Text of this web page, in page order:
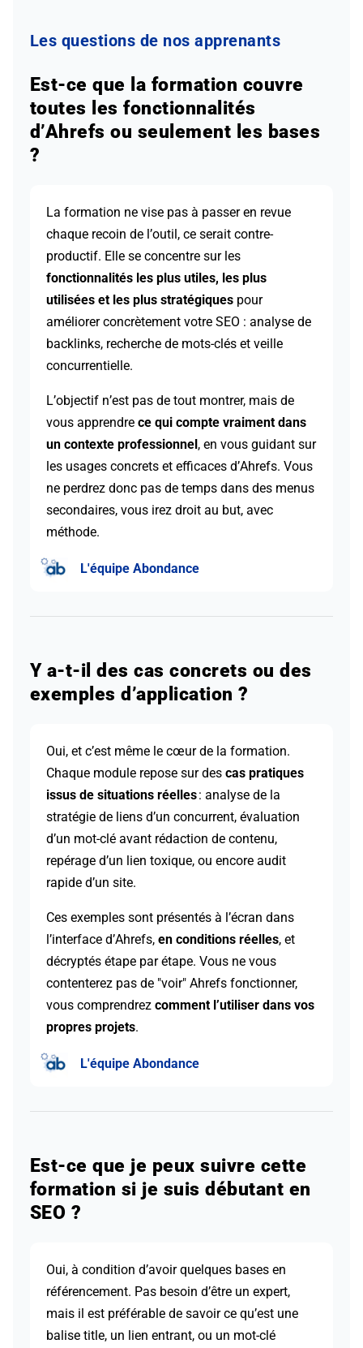
Les questions de nos apprenants
Est-ce que la formation couvre
toutes les fonctionnalités
d’Ahrefs ou seulement les bases
?
La formation ne vise pas à passer en revue
chaque recoin de l’outil, ce serait contre-
productif. Elle se concentre sur les
fonctionnalités les plus utiles, les plus
utilisées et les plus stratégiquespour
améliorer concrètement votre SEO : analyse de
backlinks, recherche de mots-clés et veille
concurrentielle.
L’objectif n’est pas de tout montrer, mais de
vous apprendre ce qui compte vraiment dans
un contexte professionnel, en vous guidant sur
les usages concrets et efficaces d’Ahrefs. Vous
ne perdrez donc pas de temps dans des menus
secondaires, vous irez droit au but, avec
méthode.
L'équipe Abondance
Y a-t-il des cas concrets ou des
exemples d’application ?
Oui, et c’est même le cœur de la formation.
Chaque module repose sur des cas pratiques
issus de situations réelles: analyse de la
stratégie de liens d’un concurrent, évaluation
d’un mot-clé avant rédaction de contenu,
repérage d’un lien toxique, ou encore audit
rapide d’un site.
Ces exemples sont présentés à l’écran dans
l’interface d’Ahrefs, en conditions réelles, et
décryptés étape par étape. Vous ne vous
contenterez pas de "voir" Ahrefs fonctionner,
vous comprendrez comment l’utiliser dans vos
propres projets.
L'équipe Abondance
Est-ce que je peux suivre cette
formation si je suis débutant en
SEO ?
Oui, à condition d’avoir quelques bases en
référencement. Pas besoin d’être un expert,
mais il est préférable de savoir ce qu’est une
balise title, un lien entrant, ou un mot-clé